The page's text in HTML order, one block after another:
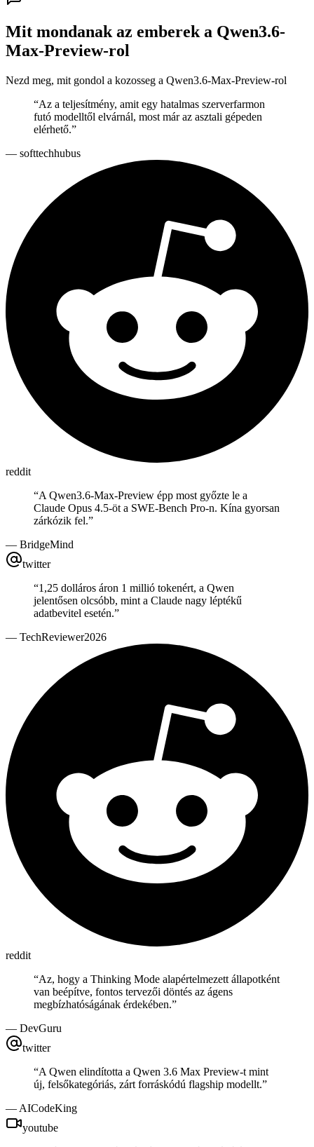
Mit mondanak az emberek a Qwen3.6-
Max-Preview-rol
Nezd meg, mit gondol a kozosseg a Qwen3.6-Max-Preview-rol
“Az a teljesítmény, amit egy hatalmas szerverfarmon
futó modelltől elvárnál, most már az asztali gépeden
elérhető.”
— softtechhubus
reddit
“A Qwen3.6-Max-Preview épp most győzte le a
Claude Opus 4.5-öt a SWE-Bench Pro-n. Kína gyorsan
zárkózik fel.”
— BridgeMind
twitter
“1,25 dolláros áron 1 millió tokenért, a Qwen
jelentősen olcsóbb, mint a Claude nagy léptékű
adatbevitel esetén.”
— TechReviewer2026
reddit
“Az, hogy a Thinking Mode alapértelmezett állapotként
van beépítve, fontos tervezői döntés az ágens
megbízhatóságának érdekében.”
— DevGuru
twitter
“A Qwen elindította a Qwen 3.6 Max Preview-t mint
új, felsőkategóriás, zárt forráskódú flagship modellt.”
— AICodeKing
youtube